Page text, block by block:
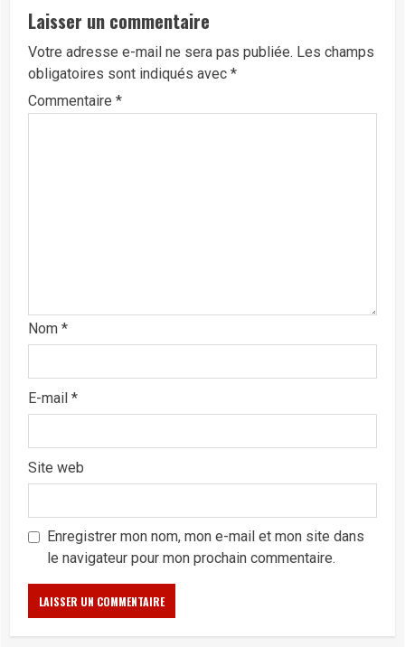
Laisser un commentaire
Votre adresse e-mail ne sera pas publiée. Les champs
obligatoires sont indiqués avec *
Commentaire *
Nom *
E-mail *
Site web
Enregistrer mon nom, mon e-mail et mon site dans
le navigateur pour mon prochain commentaire.